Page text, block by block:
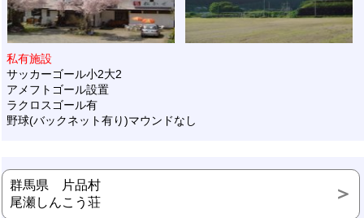
私有施設
サッカーゴール小2大2
アメフトゴール設置
ラクロスゴール有
野球(バックネット有り)マウンドなし
群馬県 片品村
尾瀬しんこう荘